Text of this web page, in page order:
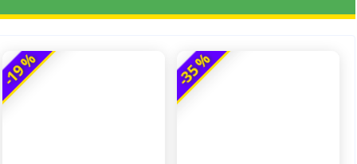
% -35 %